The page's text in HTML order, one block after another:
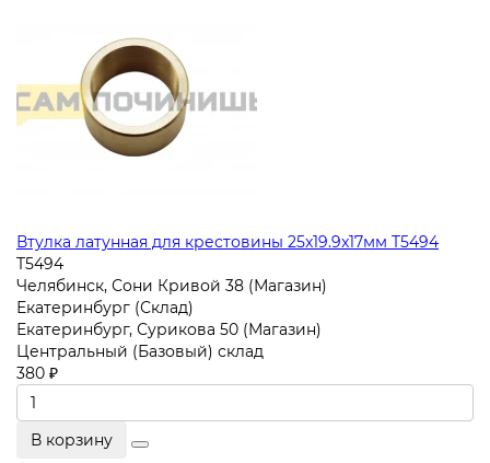
Втулка латунная для крестовины 25x19.9x17мм T5494
T5494
Челябинск, Сони Кривой 38 (Магазин)
Екатеринбург (Склад)
Екатеринбург, Сурикова 50 (Магазин)
Центральный (Базовый) склад
380 ₽
В корзину